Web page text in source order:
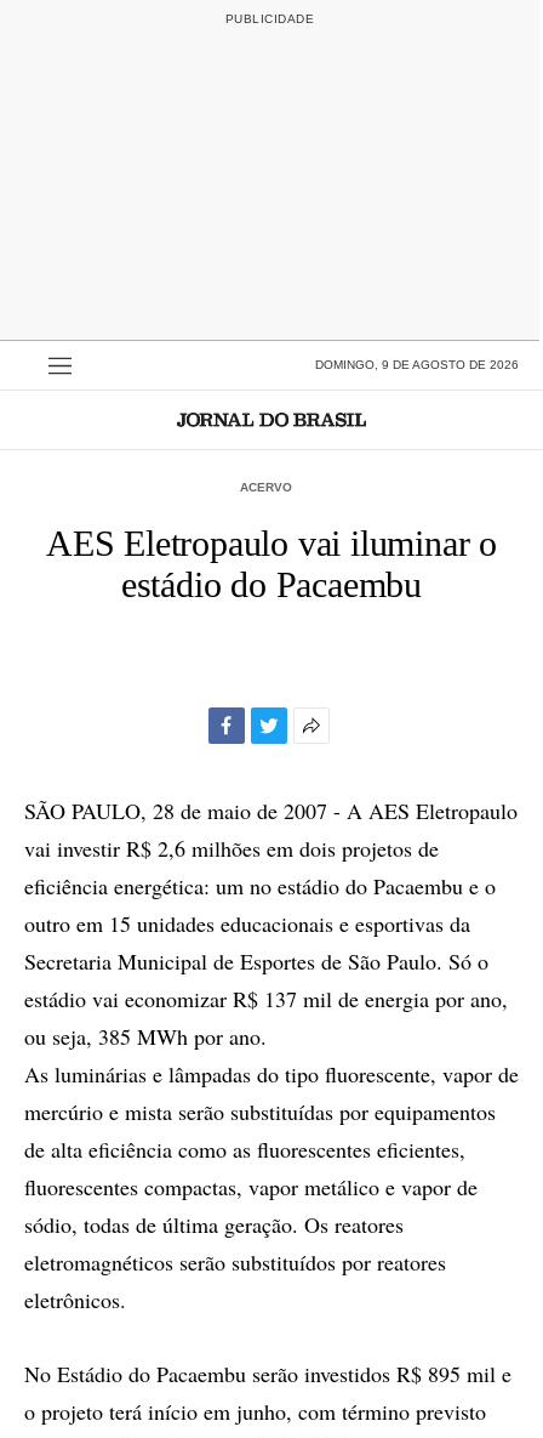
DOMINGO, 9 DE AGOSTO DE 2026
ACERVO
AES Eletropaulo vai iluminar o
estádio do Pacaembu
compartilhamento
SÃO PAULO, 28 de maio de 2007 - A AES Eletropaulo
vai investir R$ 2,6 milhões em dois projetos de
eficiência energética: um no estádio do Pacaembu e o
outro em 15 unidades educacionais e esportivas da
Secretaria Municipal de Esportes de São Paulo. Só o
estádio vai economizar R$ 137 mil de energia por ano,
ou seja, 385 MWh por ano.
As luminárias e lâmpadas do tipo fluorescente, vapor de
mercúrio e mista serão substituídas por equipamentos
de alta eficiência como as fluorescentes eficientes,
fluorescentes compactas, vapor metálico e vapor de
sódio, todas de última geração. Os reatores
eletromagnéticos serão substituídos por reatores
eletrônicos.
No Estádio do Pacaembu serão investidos R$ 895 mil e
o projeto terá início em junho, com término previsto